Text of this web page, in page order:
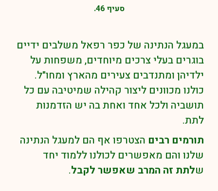
סעיף 46.
במעגל הנתינה של כפר רפאל משלבים ידיים
בוגרים בעלי צרכים מיוחדים, משפחות על
ילדיהן ומתנדבים צעירים מהארץ ומחו"ל.
כולנו מכוונים ליצור קהילה שמיטיבה עם כל
תושביה ולכל אחד ואחת בה יש הזדמנות
לתת.
תורמים רבים הצטרפו אף הם למעגל הנתינה
שלנו והם מאפשרים לכולנו ללמוד יחד
שלתת זה המרב שאפשר לקבל.